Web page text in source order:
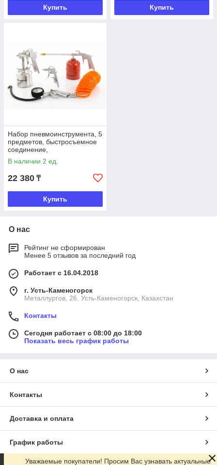
Купить Купить
Набор пневмоинструмента, 5
предметов, быстросъемное
соединение,
краскораспылитель с
нижним, Matrix
В наличии 2 ед.
22 380 ₸
Купить
О нас
Рейтинг не сформирован
Менее 5 отзывов за последний год
Работает с 16.04.2018
г. Усть-Каменогорск
Металлургов, 26, Усть-Каменогорск, Казахстан
Контакты
Сегодня работает с 08:00 до 18:00
Показать весь график работы
О нас
Контакты
Доставка и оплата
График работы
Уважаемые покупатели! Просим Вас узнавать актуальные